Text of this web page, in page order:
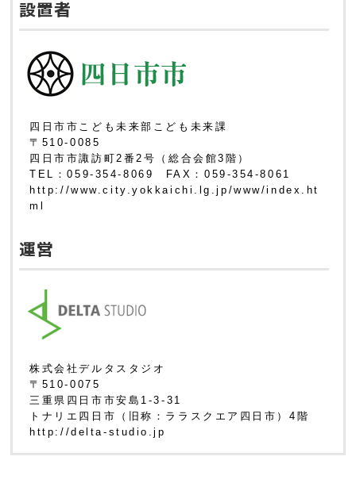
設置者
四日市市こども未来部こども未来課
〒510-0085
四日市市諏訪町2番2号（総合会館3階）
TEL：059-354-8069 FAX：059-354-8061
http://www.city.yokkaichi.lg.jp/www/index.ht
ml
運営
株式会社デルタスタジオ
〒510-0075
三重県四日市市安島1-3-31
トナリエ四日市（旧称：ララスクエア四日市）4階
http://delta-studio.jp